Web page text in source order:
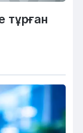
тұрған